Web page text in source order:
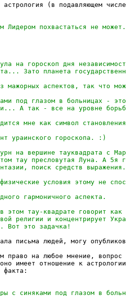
(в подавляющем
письма людей, могу
право на любое мнение, вопрос
имеет отношение к
факта: